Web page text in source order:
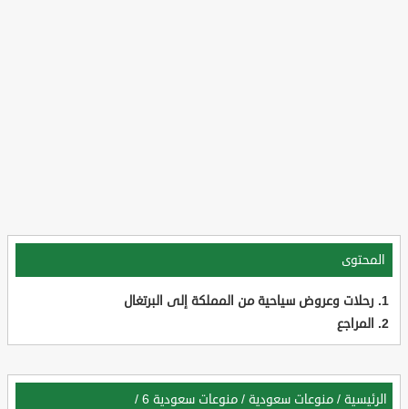
المحتوى
رحلات وعروض سياحية من المملكة إلى البرتغال
المراجع
الرئيسية / منوعات سعودية / منوعات سعودية 6
/